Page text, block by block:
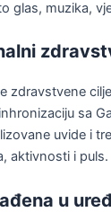
glas, muzika,
zdravstvene
sa
uvide i
aktivnosti i puls.
u